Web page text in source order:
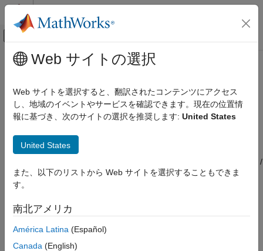
コンテンツへスキップ
オフキャンバス ナビゲーション メ
ドキュメンテーションのホーム
RF Blockset
Circuit Envelope Simulation
RF Blockset
Circuit Envelope Simulation
Measurements and Testbenches
OIP2 Testbench
メインコンテンツ
OIP2 Testbench
Measure output second intercept point of system
RF Blockset / Circuit Envelope /
Testbenches
Description
Use theOIP2 Testbench
intercept point (OIP2) of an RF device under test (DUT).
Web サイトの選択
Web サイトを選択すると、翻訳されたコンテンツにアクセス
し、地域のイベントやサービスを確認できます。現在の位置情
報に基づき、次のサイトの選択を推奨します: United States
United States
また、以下のリストから Web サイトを選択することもできま
す。
南北アメリカ
América Latina (Español)
Canada (English)